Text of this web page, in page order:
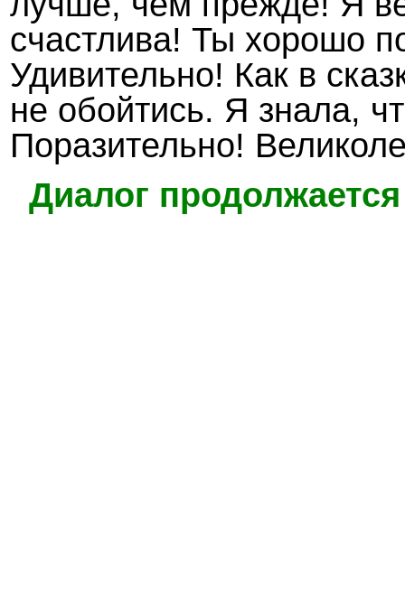
счастлива! Ты хорошо
Удивительно! Как в
не обойтись. Я знала,
Поразительно! В
Диалог